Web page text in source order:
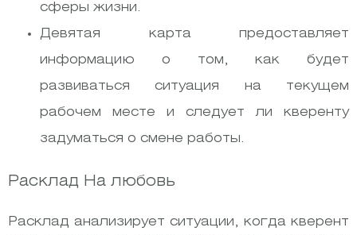
сферы жизни.
Девятая карта предоставляет
информацию о том, как будет
развиваться ситуация на текущем
рабочем месте и следует ли кверенту
задуматься о смене работы.
Расклад На любовь
Расклад анализирует ситуации, когда кверент